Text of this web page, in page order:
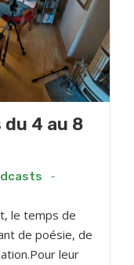
du 4 au 8
-
le temps de
de poésie, de
leur